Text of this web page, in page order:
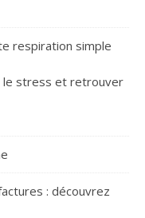
respiration simple
le stress et retrouver
: découvrez